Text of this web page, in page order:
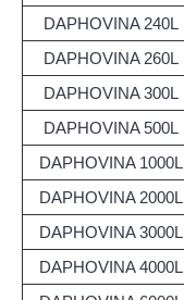
DAPHOVINA 240L
DAPHOVINA 260L
DAPHOVINA 300L
DAPHOVINA 500L
DAPHOVINA 1000L
DAPHOVINA 2000L
DAPHOVINA 3000L
DAPHOVINA 4000L